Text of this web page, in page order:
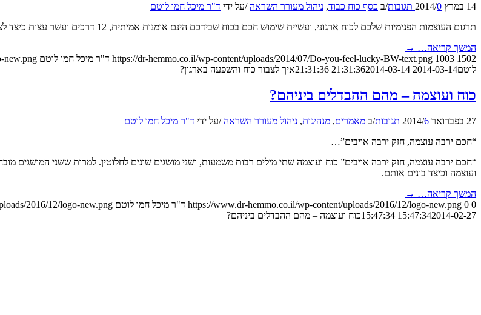
14 במרץ 2014 /0 תגובות /ב כסף כוח כבוד, ניהול מעורר השראה /על ידי ד"ר מיכל חמו לוטם
תרגום העוצמות הפנימיות שלכם לכוח ארגוני, ועשיית שימוש חכם בכוח שבידכם הינם אומנות אמיתית, 12 דרכים ועשר עצות כיצד לצבור כוח והשפעה בארגון שלכם.
המשך קריאה… →
https://dr-hemmo.co.il/wp-content/uploads/2014/07/Do-you-feel-lucky-BW-text.png 1003 1502 ד"ר מיכל חמו לוטם new.png
לוטם2014-03-14 21:31:36
2014-03-14 21:31:36 איך לצבור כוח והשפעה בארגון?
כוח ועוצמה – מהם ההבדלים ביניהם?
27 בפברואר 2014 /6 תגובות /ב מאמרים, מנהיגות, ניהול מעורר השראה /על ידי ד"ר מיכל חמו לוטם
“חכם ירבה עוצמה, חזק ירבה אויבים”…
“חכם ירבה עוצמה, חזק ירבה אויבים” כוח ועוצמה שתי מילים רבות משמעות, ושני מושגים שונים לחלוטין. למרות ששני
ועוצמה וכיצד בונים אותם.
המשך קריאה… →
https://www.dr-hemmo.co.il/wp-content/uploads/2016/12/logo-new.png 0 0 ד"ר מיכל חמו לוטם 2016/12/logo-new.png
15:47:342014-02-27 15:47:34 כוח ועוצמה – מהם ההבדלים ביניהם?